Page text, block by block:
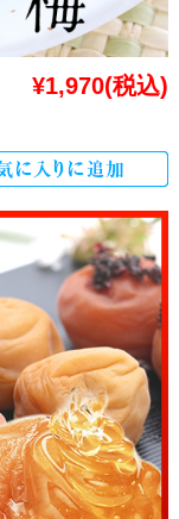
¥1,970(税込)